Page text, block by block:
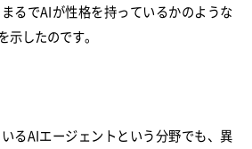
るでAIが性格を持っているかのような
したのです。
るAIエージェントという分野でも、異